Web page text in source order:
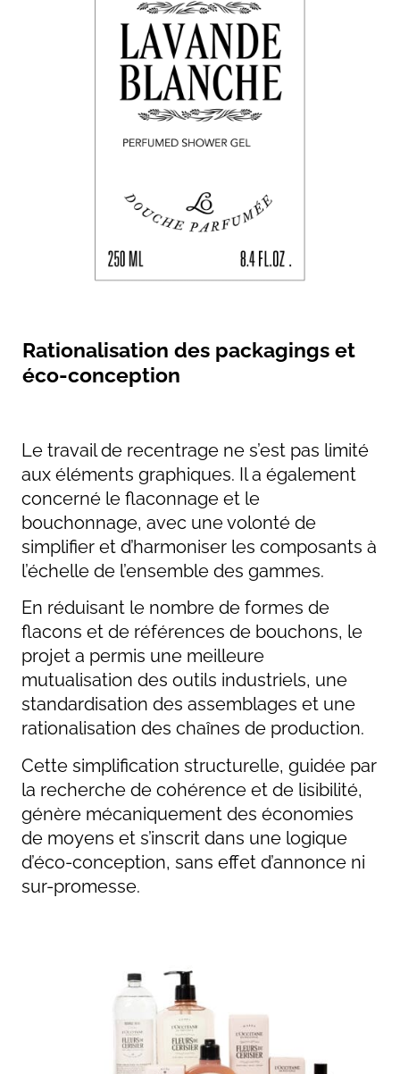
Rationalisation des packagings et
éco-conception
Le travail de recentrage ne s’est pas limité
aux éléments graphiques. Il a également
concerné le flaconnage et le
bouchonnage, avec une volonté de
simplifier et d’harmoniser les composants à
l’échelle de l’ensemble des gammes.
En réduisant le nombre de formes de
flacons et de références de bouchons, le
projet a permis une meilleure
mutualisation des outils industriels, une
standardisation des assemblages et une
rationalisation des chaînes de production.
Cette simplification structurelle, guidée par
la recherche de cohérence et de lisibilité,
génère mécaniquement des économies
de moyens et s’inscrit dans une logique
d’éco-conception, sans effet d’annonce ni
sur-promesse.